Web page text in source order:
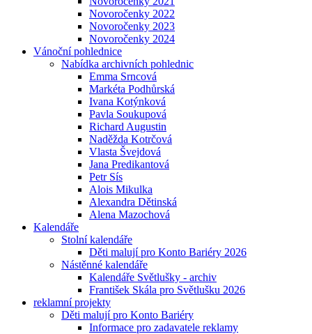
Novoročenky 2022
Novoročenky 2023
Novoročenky 2024
Vánoční pohlednice
Nabídka archivních pohlednic
Emma Srncová
Markéta Podhůrská
Ivana Kotýnková
Pavla Soukupová
Richard Augustin
Naděžda Kotrčová
Vlasta Švejdová
Jana Predikantová
Petr Sís
Alois Mikulka
Alexandra Dětinská
Alena Mazochová
Kalendáře
Stolní kalendáře
Děti malují pro Konto Bariéry 2026
Nástěnné kalendáře
Kalendáře Světlušky - archiv
František Skála pro Světlušku 2026
reklamní projekty
Děti malují pro Konto Bariéry
Informace pro zadavatele reklamy